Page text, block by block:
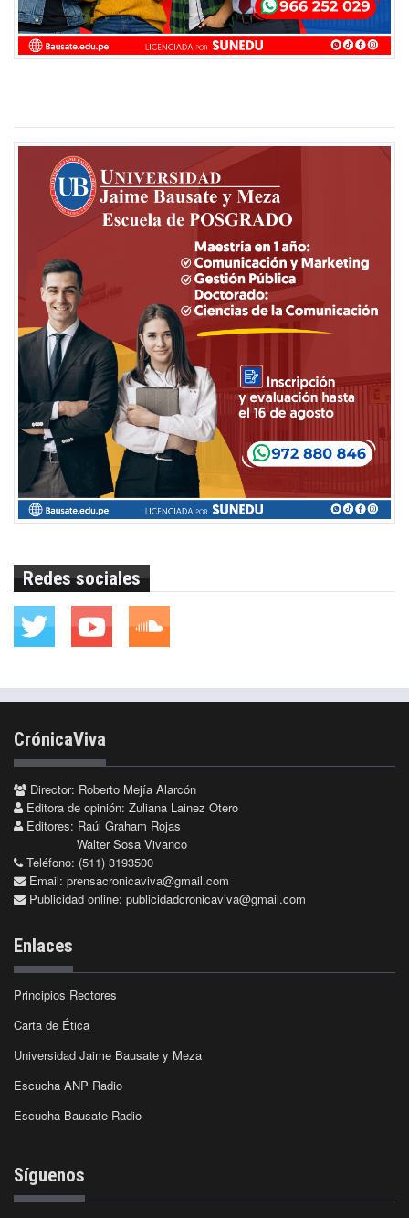
Redes sociales
CrónicaViva
Director: Roberto Mejía Alarcón
Editora de opinión: Zuliana Lainez Otero
Editores: Raúl Graham Rojas
Walter Sosa Vivanco
Teléfono: (511) 3193500
Email: prensacronicaviva@gmail.com
Publicidad online: publicidadcronicaviva@gmail.com
Enlaces
Principios Rectores
Carta de Ética
Universidad Jaime Bausate y Meza
Escucha ANP Radio
Escucha Bausate Radio
Síguenos